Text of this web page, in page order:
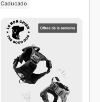
Caducado